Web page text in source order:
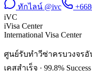
ทักไลน์ @ivc
iVC
iVisa Center
International Visa Center
ศูนย์รับทำวีซ่าครบวงจรอั
เคสสำเร็จ · 99.8%